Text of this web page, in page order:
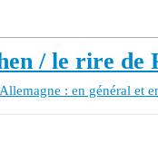
/ le rire de
: en général et